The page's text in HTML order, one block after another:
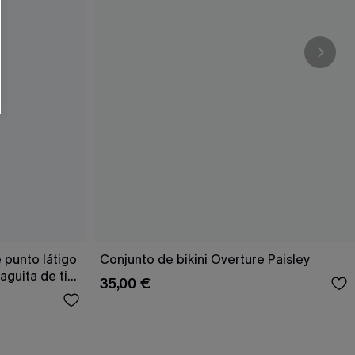
punto látigo
de tiro
Conjunto de bikini Overture Paisley
35,00 €
formulario, usted acepta nuestros
de Cupshe en cualquier momento del
y ofertas adaptados a su perfil.